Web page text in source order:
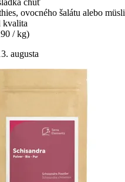
ovocného šalátu alebo müsli
kvalita
/ kg)
augusta